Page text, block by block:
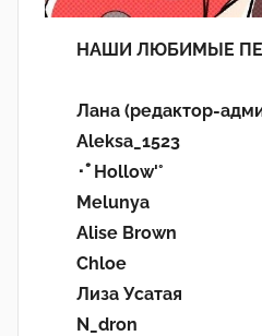
НАШИ ЛЮБИМЫЕ
Лана (редактор-
Aleksa_1523
･ﾟHollow'°
Melunya
Alise Brown
Chloe
Лиза Усатая
N_dron